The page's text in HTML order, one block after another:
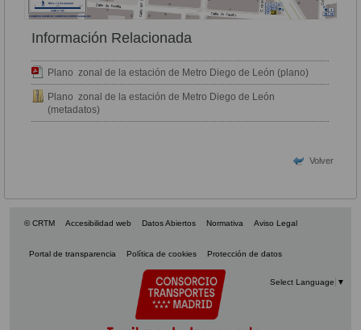
Información Relacionada
Plano zonal de la estación de Metro Diego de León (plano)
Plano zonal de la estación de Metro Diego de León
(metadatos)
Volver
© CRTM Accesibilidad web Datos Abiertos Normativa Aviso Legal
Portal de transparencia Política de cookies Protección de datos
Select Language ▼